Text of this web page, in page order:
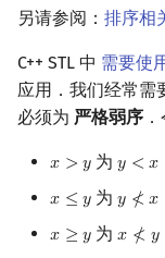
另请参阅： 排序相
C++ STL 中 需要使
应用．我们经常需
必须为 严格弱序
𝑥 > 𝑦
x>y 为𝑦 < 𝑥
y <x
𝑥 ≤ 𝑦
x≤y 为𝑦 ≮ 𝑥
y ≮x
𝑥 ≥ 𝑦
x≥y 为𝑥 ≮ 𝑦
x≮y